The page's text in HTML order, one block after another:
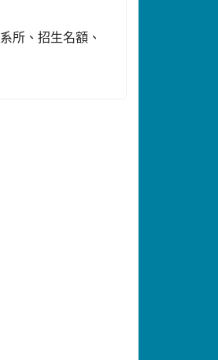
所、招生名額、